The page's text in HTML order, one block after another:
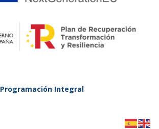
Programación Integral